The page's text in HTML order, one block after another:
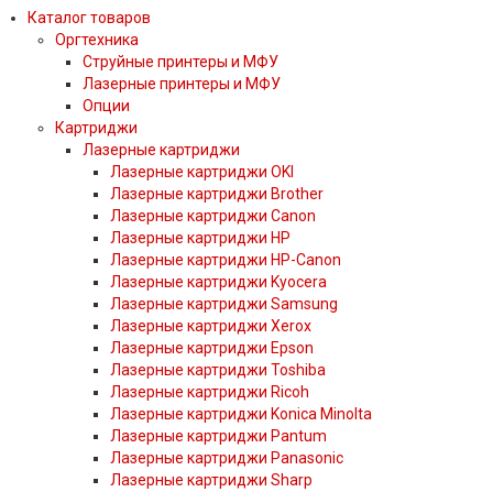
Каталог товаров
Оргтехника
Струйные принтеры и МФУ
Лазерные принтеры и МФУ
Опции
Картриджи
Лазерные картриджи
Лазерные картриджи OKI
Лазерные картриджи Brother
Лазерные картриджи Canon
Лазерные картриджи HP
Лазерные картриджи HP-Canon
Лазерные картриджи Kyocera
Лазерные картриджи Samsung
Лазерные картриджи Xerox
Лазерные картриджи Epson
Лазерные картриджи Toshiba
Лазерные картриджи Ricoh
Лазерные картриджи Konica Minolta
Лазерные картриджи Pantum
Лазерные картриджи Panasonic
Лазерные картриджи Sharp